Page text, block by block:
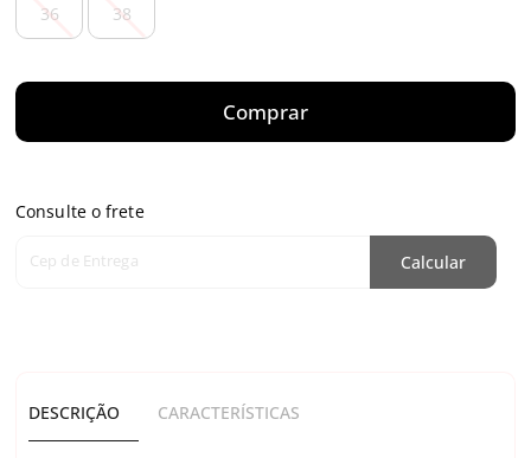
36 38
Comprar
Consulte o frete
Cep de Entrega Calcular
DESCRIÇÃO CARACTERÍSTICAS